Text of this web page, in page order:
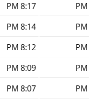
8:17 PM
8:14 PM
8:12 PM
8:09 PM
8:07 PM